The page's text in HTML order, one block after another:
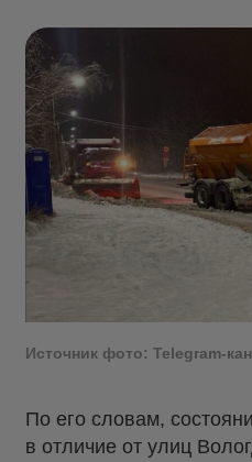
Источник фото: Telegram-
По его словам,
в отличие от улиц